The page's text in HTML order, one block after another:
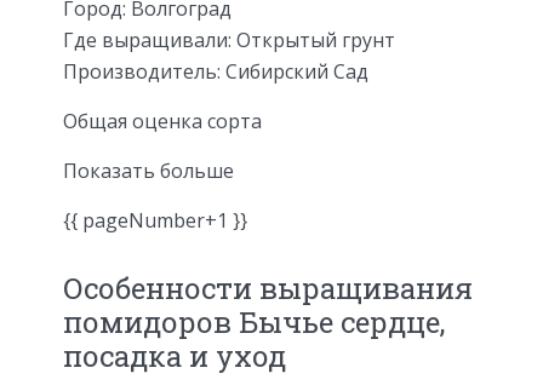
Город: Волгоград
Где выращивали: Открытый грунт
Производитель: Сибирский Сад
Общая оценка сорта
Показать больше
{{ pageNumber+1 }}
Особенности выращивания
помидоров Бычье сердце,
посадка и уход